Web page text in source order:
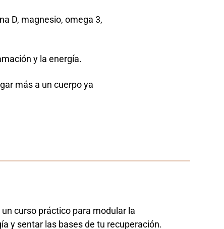
D, magnesio, omega 3,
y la energía.
más a un cuerpo ya
un curso práctico para modular la
y sentar las bases de tu recuperación.